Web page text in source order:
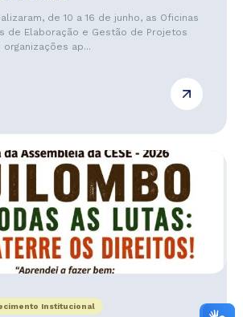
de 10 a 16 de junho, as Oficinas
de Elaboração e Gestão de Projetos
ap...
Institucional